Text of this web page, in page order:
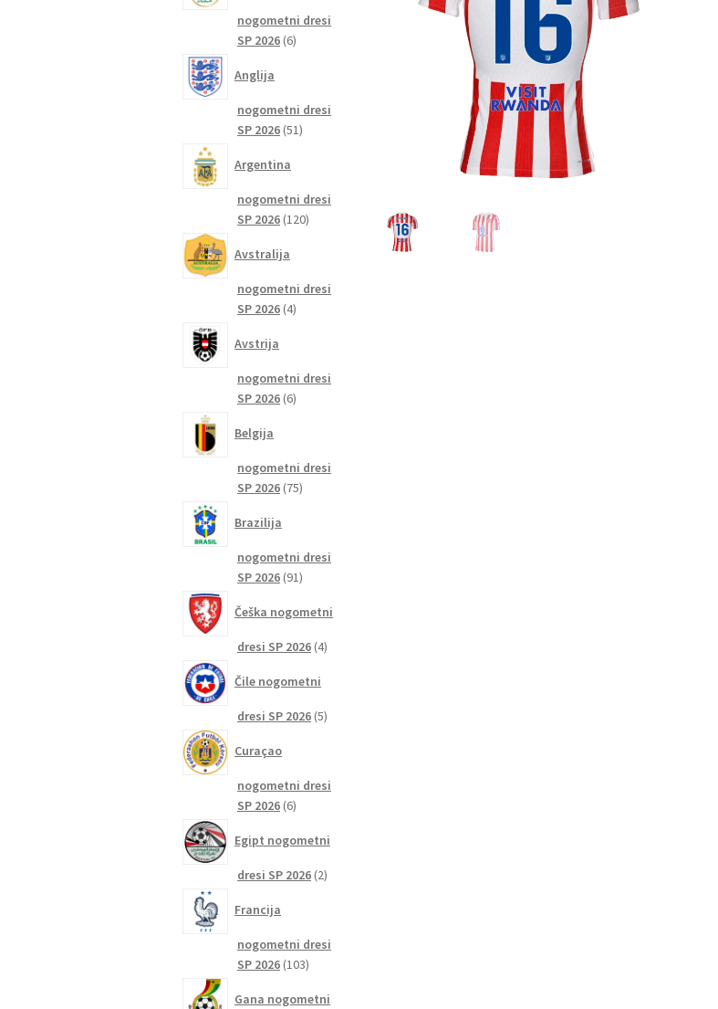
nogometni dresi
SP 2026 66
Anglija
nogometni dresi
SP 2026 5151
Argentina
nogometni dresi
SP 2026 120120
Avstralija
nogometni dresi
SP 2026 44
Avstrija
nogometni dresi
SP 2026 66
Belgija
nogometni dresi
SP 2026 7575
Brazilija
nogometni dresi
SP 2026 9191
Češka nogometni
dresi SP 2026 44
Čile nogometni
dresi SP 2026 55
Curaçao
nogometni dresi
SP 2026 66
Egipt nogometni
dresi SP 2026 22
Francija
nogometni dresi
SP 2026 103103
Gana nogometni